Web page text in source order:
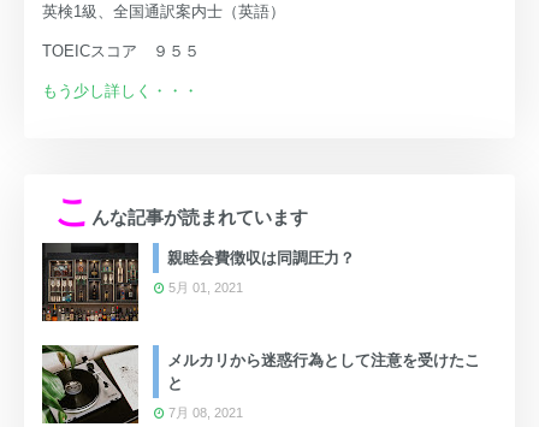
英検1級、全国通訳案内士（英語）
TOEICスコア ９５５
もう少し詳しく・・・
こ んな記事が読まれています
親睦会費徴収は同調圧力？
5月 01, 2021
メルカリから迷惑行為として注意を受けたこ
と
7月 08, 2021